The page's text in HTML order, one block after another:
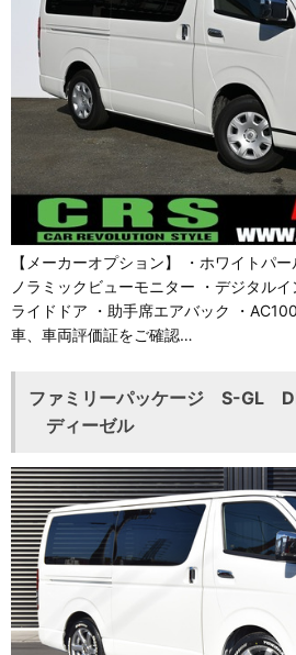
【メーカーオプション】 ・ホワイトパ
ノラミックビューモニター ・デジタル
ライドドア ・助手席エアバック ・
車、車両評価証をご確認…
ファミリーパッケージ S-
ディーゼル